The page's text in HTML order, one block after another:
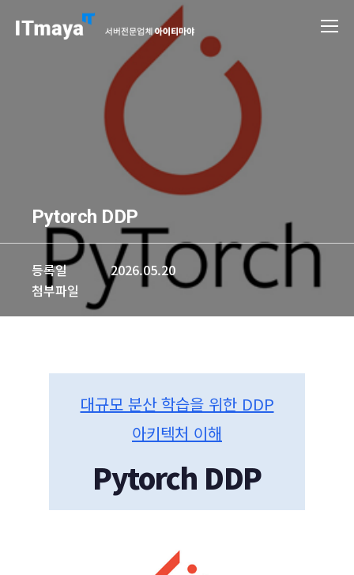
Pytorch DDP
등록일
2026.05.20
첨부파일
대규모 분산 학습을 위한 DDP
아키텍처 이해
Pytorch DDP